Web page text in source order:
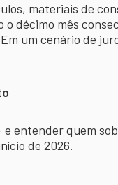
materiais de
décimo mês
um cenário de
entender quem
de 2026.